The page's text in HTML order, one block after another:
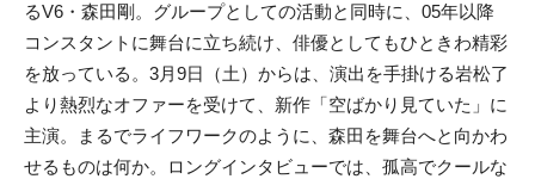
るV6・森田剛。グループとしての活動と同時に、05年以降
コンスタントに舞台に立ち続け、俳優としてもひときわ精彩
を放っている。3月9日（土）からは、演出を手掛ける岩松了
より熱烈なオファーを受けて、新作「空ばかり見ていた」に
主演。まるでライフワークのように、森田を舞台へと向かわ
せるものは何か。ロングインタビューでは、孤高でクールな